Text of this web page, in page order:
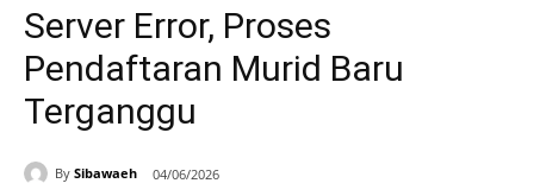
Server Error, Proses
Pendaftaran Murid Baru
Terganggu
By Sibawaeh 04/06/2026